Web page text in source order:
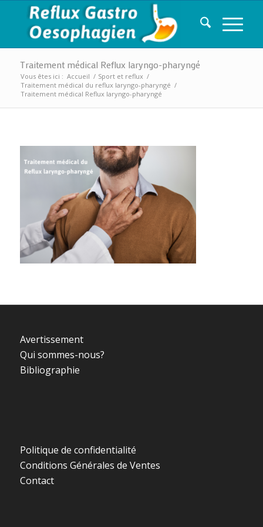
Traitement médical Reflux laryngo-pharyngé
Vous êtes ici : Accueil / Sport et reflux /
Traitement médical du reflux laryngo-pharyngé /
Traitement médical Reflux laryngo-pharyngé
Avertissement
Qui sommes-nous?
Bibliographie
Politique de confidentialité
Conditions Générales de Ventes
Contact